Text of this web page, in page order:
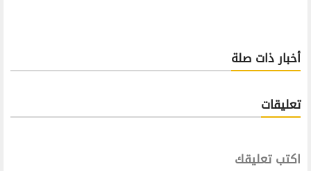
أخبار ذات صلة
تعليقات
اكتب تعليقك